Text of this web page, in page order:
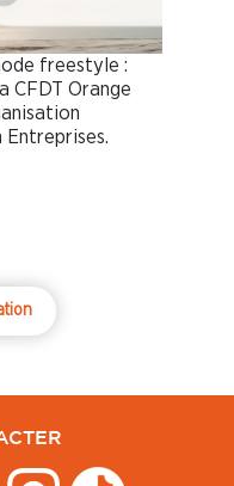
freestyle :
CFDT Orange